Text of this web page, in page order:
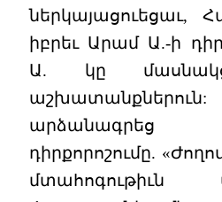
ներկայացուեցաւ,
իբրեւ Արամ Ա.-ի
Ա. կը
արձանագրեց
դիրքորոշումը.
մտահոգութիւն